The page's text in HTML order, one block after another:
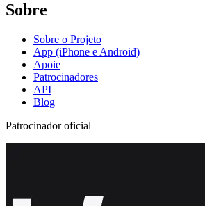
Sobre
Sobre o Projeto
App (iPhone e Android)
Apoie
Patrocinadores
API
Blog
Patrocinador oficial